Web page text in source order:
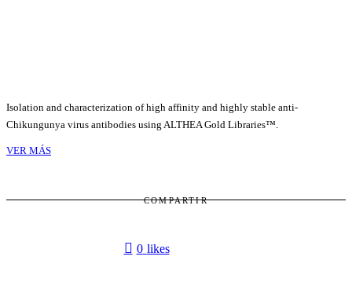
Isolation and characterization of high affinity and highly stable anti-
Chikungunya virus antibodies using ALTHEA Gold Libraries™.
VER MÁS
COMPARTIR
0 likes